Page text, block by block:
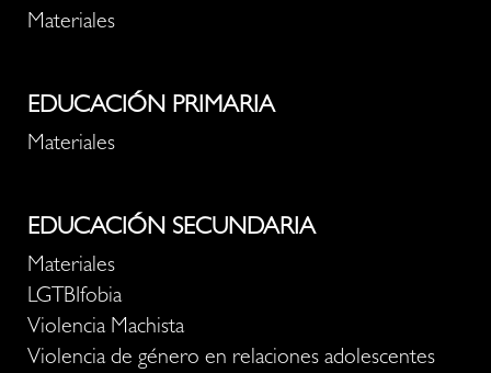
Materiales
EDUCACIÓN PRIMARIA
Materiales
EDUCACIÓN SECUNDARIA
Materiales
LGTBIfobia
Violencia Machista
Violencia de género en relaciones adolescentes